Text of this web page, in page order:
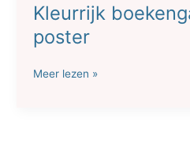
Kleurrijk
poster
Kleurrijk
Meer lezen »